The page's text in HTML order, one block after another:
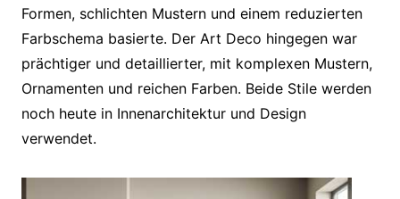
Formen, schlichten Mustern und einem reduzierten
Farbschema basierte. Der Art Deco hingegen war
prächtiger und detaillierter, mit komplexen Mustern,
Ornamenten und reichen Farben. Beide Stile werden
noch heute in Innenarchitektur und Design
verwendet.